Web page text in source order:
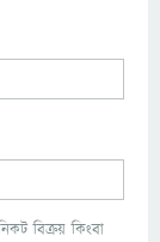
বিক্রয় কিংবা